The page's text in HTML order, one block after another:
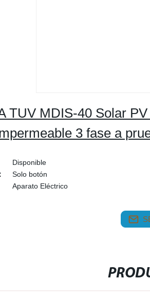
TUV MDIS-40 Solar
3 fase a
Disponible
Solo botón
Aparato Eléctrico